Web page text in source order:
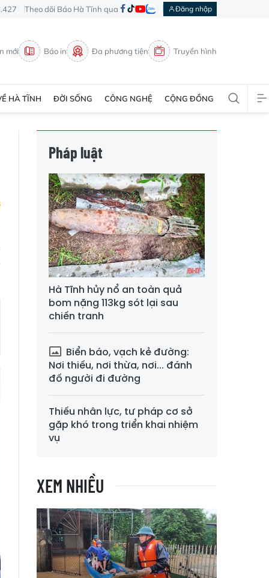
Theo dõi Báo Hà Tĩnh qua Đăng nhập
mới Báo in Đa phương tiện Truyền hình
HÀ TĨNH ĐỜI SỐNG CÔNG NGHỆ CỘNG ĐỒNG
Pháp luật
Hà Tĩnh hủy nổ an toàn quả
bom nặng 113kg sót lại sau
chiến tranh
Biển báo, vạch kẻ đường:
Nơi thiếu, nơi thừa, nơi... đánh
đố người đi đường
Thiếu nhân lực, tư pháp cơ sở
gặp khó trong triển khai nhiệm
vụ
XEM NHIỀU